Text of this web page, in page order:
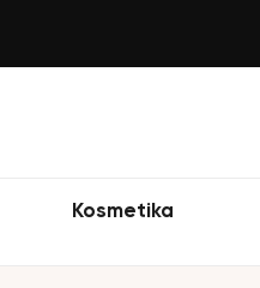
Kosmetika